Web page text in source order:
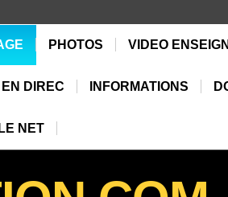
PHOTOS VIDEO
DIREC INFORMATIONS
NET